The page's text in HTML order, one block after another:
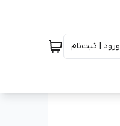
ورود | ثبت‌نام